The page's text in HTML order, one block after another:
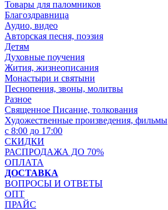
Товары для паломников
Благоздравница
Аудио, видео
Авторская песня, поэзия
Детям
Духовные поучения
Жития, жизнеописания
Монастыри и святыни
Песнопения, звоны, молитвы
Разное
Священное Писание, толкования
Художественные произведения, фильмы
с 8:00 до 17:00
СКИДКИ
РАСПРОДАЖА ДО 70%
ОПЛАТА
ДОСТАВКА
ВОПРОСЫ И ОТВЕТЫ
ОПТ
ПРАЙС